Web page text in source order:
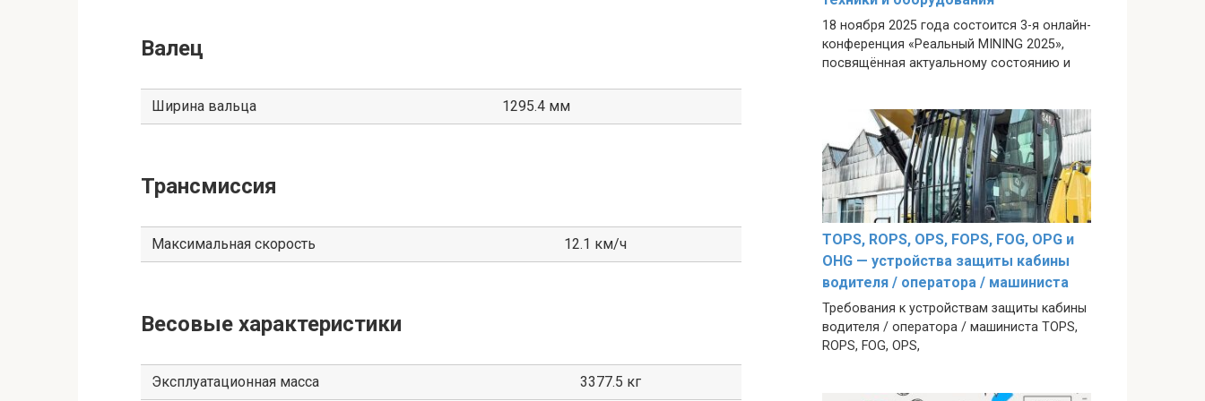
Валец
Ширина вальца 1295.4 мм
Трансмиссия
Максимальная скорость 12.1 км/ч
Весовые характеристики
Эксплуатационная масса 3377.5 кг
18 ноября 2025 года состоится 3-я онлайн-
конференция «Реальный MINING 2025»,
посвящённая актуальному состоянию и
TOPS, ROPS, OPS, FOPS, FOG, OPG и
OHG — устройства защиты кабины
водителя / оператора / машиниста
Требования к устройствам защиты кабины
водителя / оператора / машиниста TOPS,
ROPS, FOG, OPS,